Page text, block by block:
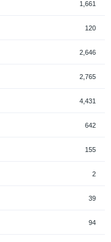
1,661
120
2,646
2,765
4,431
642
155
2
39
94